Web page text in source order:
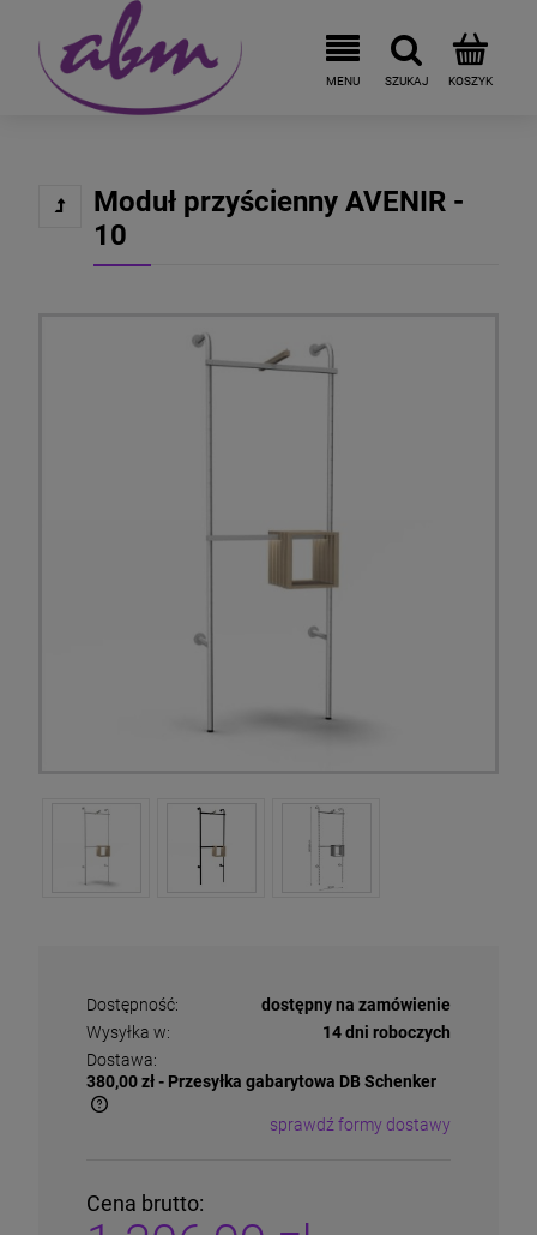
Moduł przyścienny AVENIR -
10
Dostępność:
dostępny na zamówienie
Wysyłka w:
14 dni roboczych
Dostawa:
380,00 zł- Przesyłka gabarytowa DB Schenker
Cena nie zawiera ewentualnych kosztów płatności
sprawdź formy dostawy
Cena brutto: